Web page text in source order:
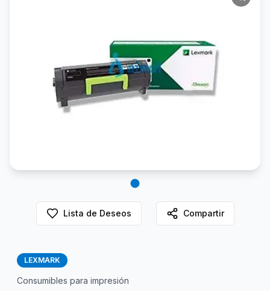
Lista de Deseos Compartir
LEXMARK
Consumibles para impresión